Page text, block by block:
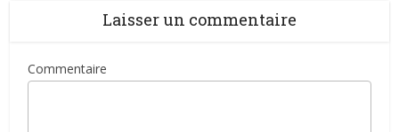
Laisser un commentaire
Commentaire